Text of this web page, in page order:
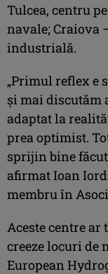
Tulcea, centru
navale; Craiova
industrială.
„Primul reflex e
şi mai discutăm
adaptat la
prea optimist.
sprijin bine
afirmat Ioan
membru în
Aceste centre
creeze locuri de
European